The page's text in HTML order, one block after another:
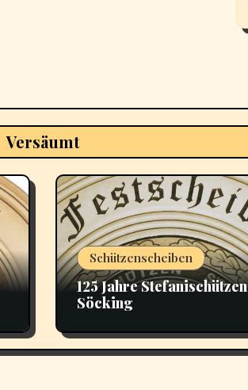
Versäumt
Schützenscheiben
125 Jahre Stefanischützen
Söcking